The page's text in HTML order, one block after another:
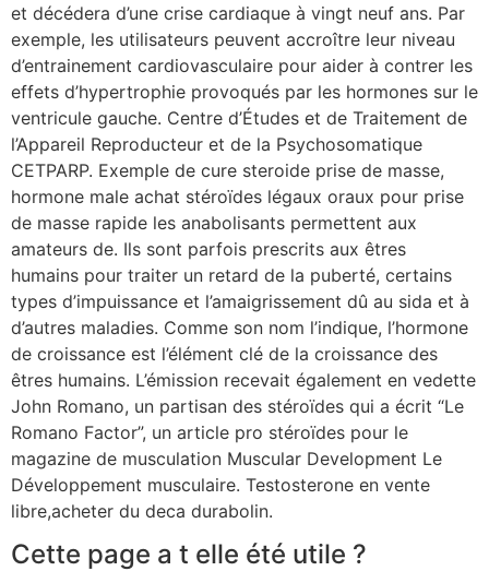
et décédera d’une crise cardiaque à vingt neuf ans. Par
exemple, les utilisateurs peuvent accroître leur niveau
d’entrainement cardiovasculaire pour aider à contrer les
effets d’hypertrophie provoqués par les hormones sur le
ventricule gauche. Centre d’Études et de Traitement de
l’Appareil Reproducteur et de la Psychosomatique
CETPARP. Exemple de cure steroide prise de masse,
hormone male achat stéroïdes légaux oraux pour prise
de masse rapide les anabolisants permettent aux
amateurs de. Ils sont parfois prescrits aux êtres
humains pour traiter un retard de la puberté, certains
types d’impuissance et l’amaigrissement dû au sida et à
d’autres maladies. Comme son nom l’indique, l’hormone
de croissance est l’élément clé de la croissance des
êtres humains. L’émission recevait également en vedette
John Romano, un partisan des stéroïdes qui a écrit “Le
Romano Factor”, un article pro stéroïdes pour le
magazine de musculation Muscular Development Le
Développement musculaire. Testosterone en vente
libre,acheter du deca durabolin.
Cette page a t elle été utile ?